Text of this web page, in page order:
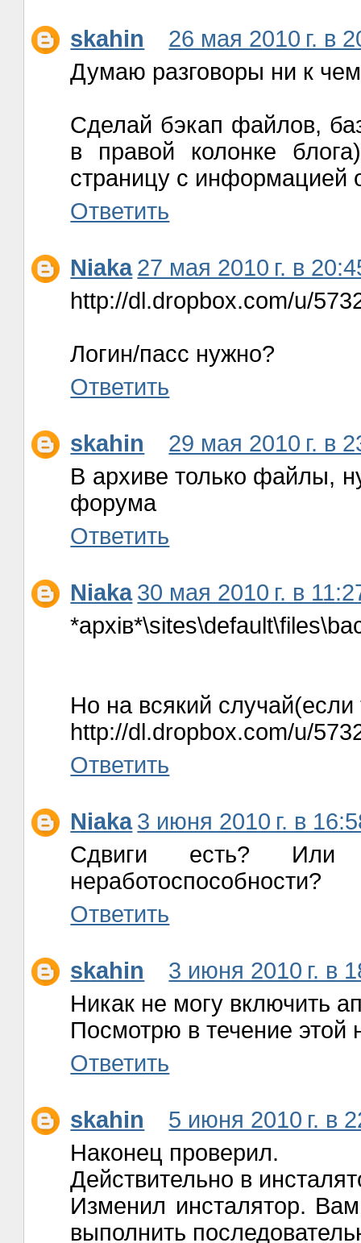
skahin
26 мая 2010 г. в
Думаю разговоры ни к
Сделай бэкап файлов,
в правой колонке
страницу с информацией
Ответить
Niaka 27 мая 2010 г. в
http://dl.dropbox.com/u/
Логин/пасс нужно?
Ответить
skahin
29 мая 2010 г. в
В архиве только файлы,
форума
Ответить
Niaka 30 мая 2010 г. в
Но на всякий
http://dl.dropbox.com/u/
Ответить
Niaka 3 июня 2010 г. в
Сдвиги есть?
неработоспособности?
Ответить
skahin
3 июня 2010 г. в
Никак не могу включить
Посмотрю в течение этой
Ответить
skahin
5 июня 2010 г. в
Наконец проверил.
Действительно в
Изменил инсталятор.
выполнить